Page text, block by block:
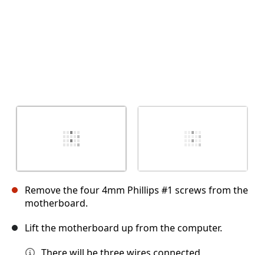
Remove the four 4mm Phillips #1 screws from the
motherboard.
Lift the motherboard up from the computer.